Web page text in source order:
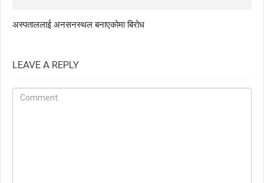
अस्पताललाई अनसनस्थल बनाएकोमा बिरोध
LEAVE A REPLY